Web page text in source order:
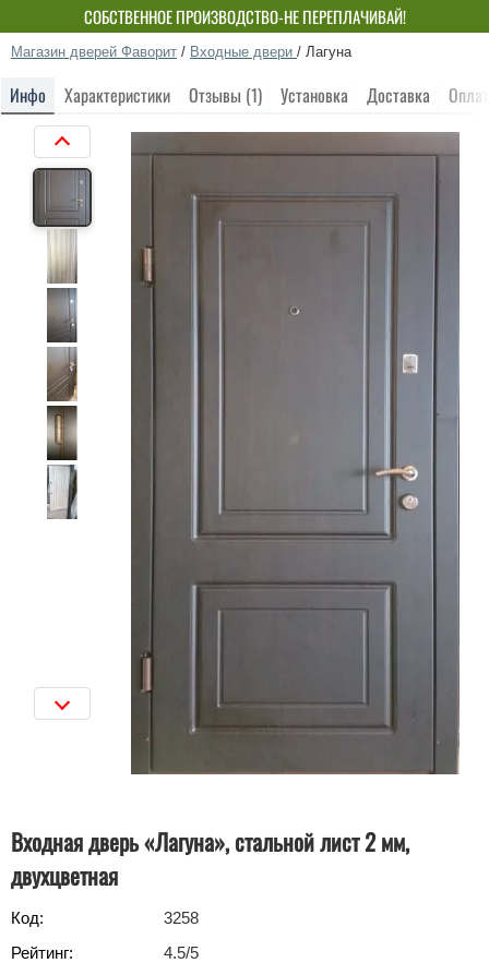
СОБСТВЕННОЕ ПРОИЗВОДСТВО-НЕ ПЕРЕПЛАЧИВАЙ!
Магазин дверей Фаворит / Входные двери / Лагуна
Инфо Характеристики Отзывы (1) Установка Доставка
Входная дверь «Лагуна», стальной лист 2 мм,
двухцветная
Код:
3258
Рейтинг:
4.5/5